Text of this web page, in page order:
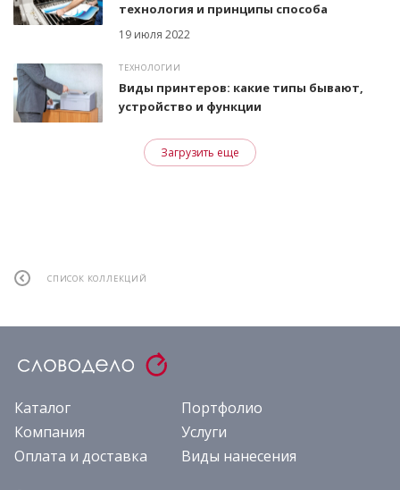
19 июля 2022
технология и принципы способа
ТЕХНОЛОГИИ
Виды принтеров: какие типы бывают,
устройство и функции
Загрузить еще
СПИСОК КОЛЛЕКЦИЙ
Каталог
Портфолио
Компания
Услуги
Оплата и доставка
Виды нанесения